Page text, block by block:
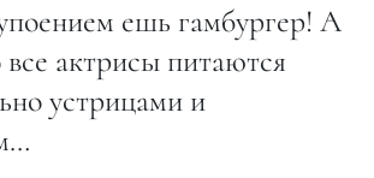
ешь гамбургер! А
все актрисы питаются
устрицами и